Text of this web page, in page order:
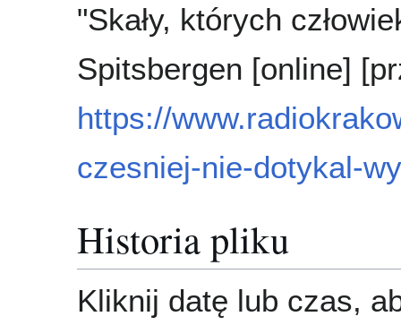
"Skały, których
Spitsbergen [online]
https://
czesniej-nie-dotykal-
Historia pliku
Kliknij datę lub czas,